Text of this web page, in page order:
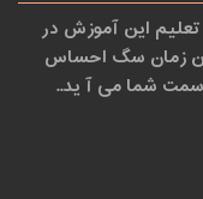
این آموزش در
زمان سگ احساس
سمت شما می آ ید..